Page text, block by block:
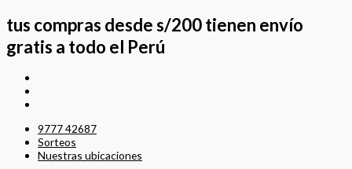
al
contenido
tus compras desde s/200 tienen envío
gratis a todo el Perú
9777 42687
Sorteos
Nuestras ubicaciones
...
...